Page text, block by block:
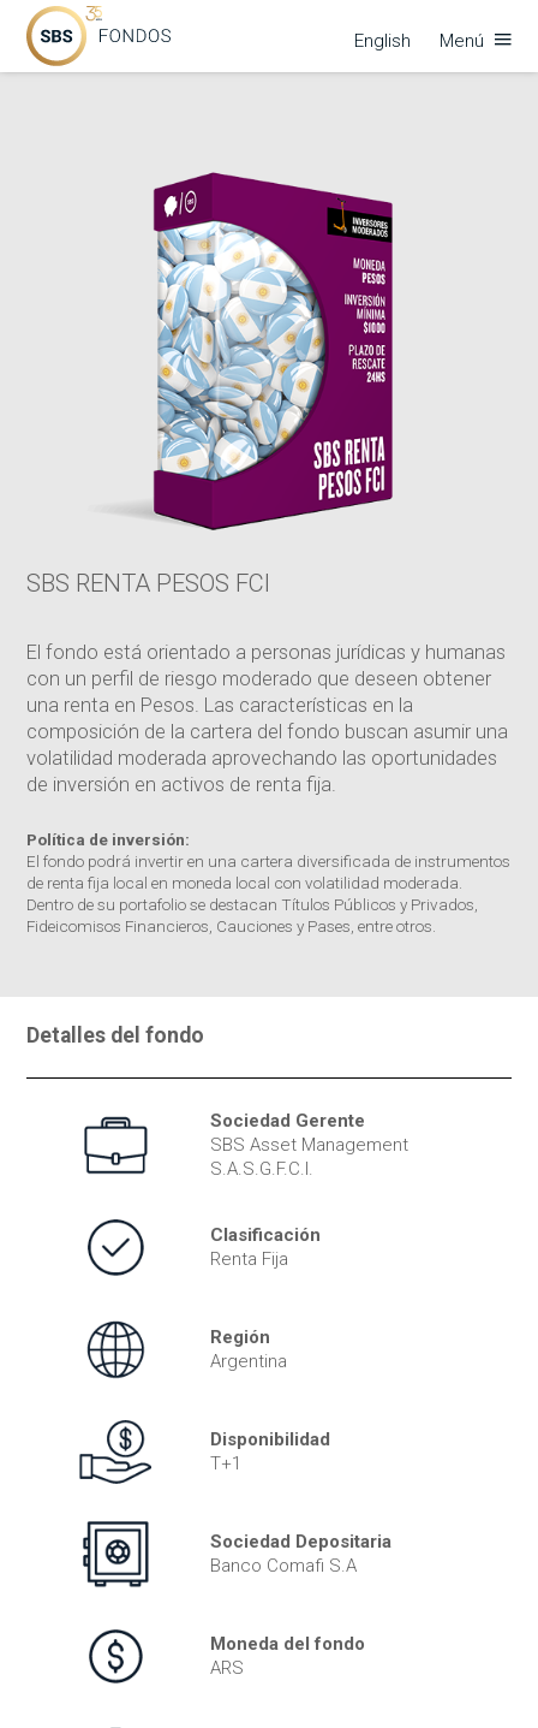
English Menú
SBS RENTA PESOS FCI
El fondo está orientado a personas jurídicas y humanas
con un perfil de riesgo moderado que deseen obtener
una renta en Pesos. Las características en la
composición de la cartera del fondo buscan asumir una
volatilidad moderada aprovechando las oportunidades
de inversión en activos de renta fija.
Política de inversión:
El fondo podrá invertir en una cartera diversificada de instrumentos
de renta fija local en moneda local con volatilidad moderada.
Dentro de su portafolio se destacan Títulos Públicos y Privados,
Fideicomisos Financieros, Cauciones y Pases, entre otros.
Detalles del fondo
Sociedad Gerente
SBS Asset Management
S.A.S.G.F.C.I.
Clasificación
Renta Fija
Región
Argentina
Disponibilidad
T+1
Sociedad Depositaria
Banco Comafi S.A
Moneda del fondo
ARS